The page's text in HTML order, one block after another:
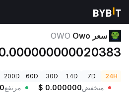
أسعار العملات الرقمية
سعر Owo OWO
24H
7D
14D
30D
60D
200D
منخفض $ 0.000000 مرتفع